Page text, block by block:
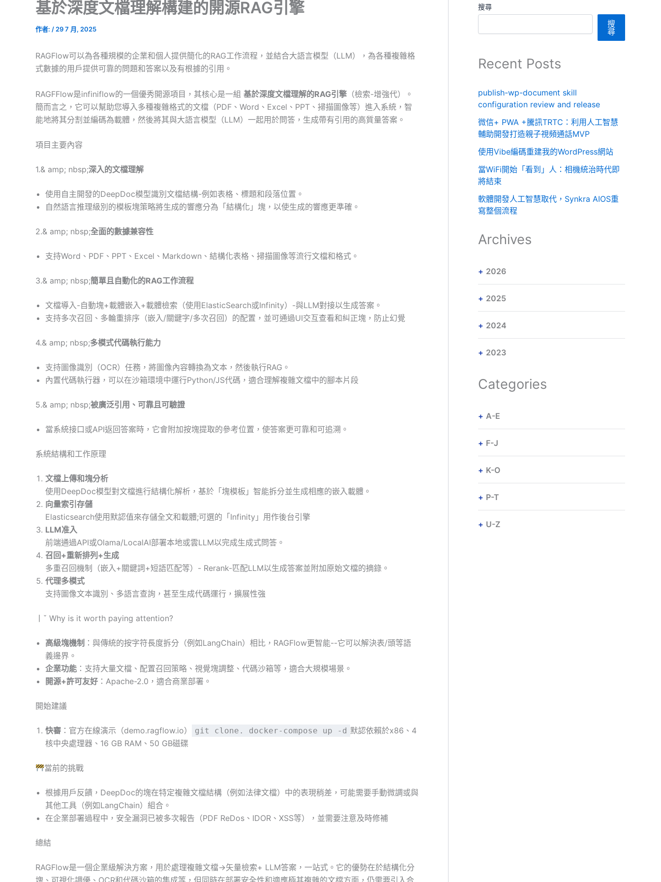
基於深度文檔理解構建的開源RAG引擎
作者: / 29 7 月, 2025
RAGFlow可以為各種規模的企業和個人提供簡化的RAG工作流程，並結合大語言模型（LLM），為各種複雜格
式數據的用戶提供可靠的問題和答案以及有根據的引用。
RAGFFlow是infiniflow的一個優秀開源項目，其核心是一組 基於深度文檔理解的RAG引擎 （檢索-增強代）。
簡而言之，它可以幫助您導入多種複雜格式的文檔（PDF、Word、Excel、PPT、掃描圖像等）進入系統，智
能地將其分割並編碼為載體，然後將其與大語言模型（LLM）一起用於問答，生成帶有引用的高質量答案。
項目主要內容
1.& amp; nbsp;深入的文檔理解
使用自主開發的DeepDoc模型識別文檔結構-例如表格、標題和段落位置。
自然語言推理級別的模板塊策略將生成的響應分為「結構化」塊，以使生成的響應更準確。
2.& amp; nbsp;全面的數據兼容性
支持Word、PDF、PPT、Excel、Markdown、結構化表格、掃描圖像等流行文檔和格式。
3.& amp; nbsp;簡單且自動化的RAG工作流程
文檔導入-自動塊+載體嵌入+載體檢索（使用ElasticSearch或Infinity）-與LLM對接以生成答案。
支持多次召回、多輪重排序（嵌入/關鍵字/多次召回）的配置，並可通過UI交互查看和糾正塊，防止幻覺
4.& amp; nbsp;多模式代碼執行能力
支持圖像識別（OCR）任務，將圖像內容轉換為文本，然後執行RAG。
內置代碼執行器，可以在沙箱環境中運行Python/JS代碼，適合理解複雜文檔中的腳本片段
5.& amp; nbsp;被廣泛引用、可靠且可驗證
當系統接口或API返回答案時，它會附加按塊提取的參考位置，使答案更可靠和可追溯。
系統結構和工作原理
文檔上傳和塊分析
使用DeepDoc模型對文檔進行結構化解析，基於「塊模板」智能拆分並生成相應的嵌入載體。
向量索引存儲
Elasticsearch使用默認值來存儲全文和載體;可選的「Infinity」用作後台引擎
LLM准入
前端通過API或Olama/LocalAI部署本地或雲LLM以完成生成式問答。
召回+重新排列+生成
多重召回機制（嵌入+關鍵詞+短語匹配等）- Rerank-匹配LLM以生成答案並附加原始文檔的摘錄。
代理多模式
支持圖像文本識別、多語言查詢，甚至生成代碼運行，擴展性強
丨ˇ Why is it worth paying attention?
高級塊機制 ：與傳統的按字符長度拆分（例如LangChain）相比，RAGFlow更智能--它可以解決表/頭等語
義邊界。
企業功能 ：支持大量文檔、配置召回策略、視覺塊調整、代碼沙箱等，適合大規模場景。
開源+許可友好 ：Apache-2.0，適合商業部署。
開始建議
快審 ：官方在線演示（demo.ragflow.io） git clone. docker-compose up -d 默認依賴於x86、4
核中央處理器、16 GB RAM、50 GB磁碟
當前的挑戰
根據用戶反饋，DeepDoc的塊在特定複雜文檔結構（例如法律文檔）中的表現稍差，可能需要手動微調或與
其他工具（例如LangChain）組合。
在企業部署過程中，安全漏洞已被多次報告（PDF ReDos、IDOR、XSS等），並需要注意及時修補
總結
RAGFlow是一個企業級解決方案，用於處理複雜文檔→矢量檢索+ LLM答案，一站式。它的優勢在於結構化分
搜尋
搜
尋
Recent Posts
publish-wp-document skill
configuration review and release
微信+ PWA +騰訊TRTC：利用人工智慧
輔助開發打造親子視頻通話MVP
使用Vibe編碼重建我的WordPress網站
當WiFi開始「看到」人：相機統治時代即
將結束
軟體開發人工智慧取代，Synkra AIOS重
寫整個流程
Archives
2026
2025
2024
2023
Categories
A-E
F-J
K-O
P-T
U-Z